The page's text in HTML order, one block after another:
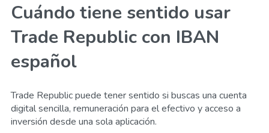
Cuándo tiene sentido usar
Trade Republic con IBAN
español
Trade Republic puede tener sentido si buscas una cuenta
digital sencilla, remuneración para el efectivo y acceso a
inversión desde una sola aplicación.